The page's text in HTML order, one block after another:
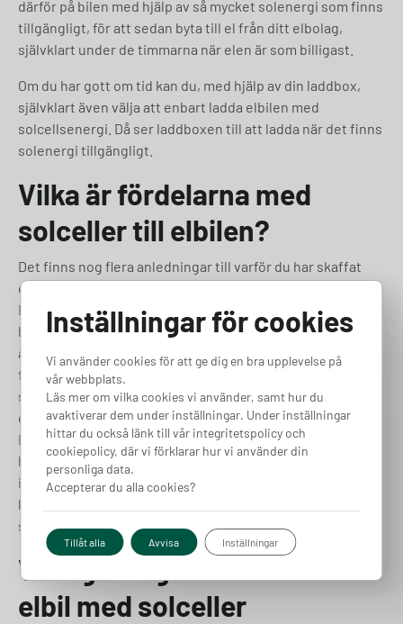
därför på bilen med hjälp av så mycket solenergi som finns
tillgängligt, för att sedan byta till el från ditt elbolag,
självklart under de timmarna när elen är som billigast.
Om du har gott om tid kan du, med hjälp av din laddbox,
självklart även välja att enbart ladda elbilen med
solcellsenergi. Då ser laddboxen till att ladda när det finns
solenergi tillgängligt.
Vilka är fördelarna med
solceller till elbilen?
Det finns nog flera anledningar till varför du har skaffat
elbil, men troligen är en av anledningar på grund av miljön.
Elbilar är redan betydligt mer miljövänliga än vanliga
bränslebilar, men elbilen blir bara så ren som den el du
använder för att ladda den med. Solceller är en
förnyelsebar energikälla och när det kommer till miljön är
solenergi ett av de bästa alternativen du kan ladda din
elbil med. Förutom miljöaspekten är det även ekonomiskt.
Eftersom du själv genererar solenergi från taket på ditt
hem tankar du i princip gratis. Den enda kostnaden är
investeringen i solceller, men precis som för laddboxar
kan du få
solceller, där du kan få enskattereduktion på upp till 15%
Vanliga frågor om att ladda
elbil med solceller
Inställningar för cookies
Vi använder cookies för att ge dig en bra upplevelse på
vår webbplats.
Läs mer om vilka cookies vi använder, samt hur du
avaktiverar dem under inställningar. Under inställningar
hittar du också länk till vår integritetspolicy och
cookiepolicy, där vi förklarar hur vi använder din
personliga data.
Accepterar du alla cookies?
Tillåt alla Avvisa Inställningar